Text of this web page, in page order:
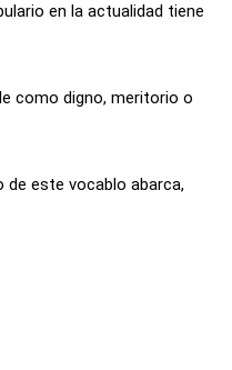
en la actualidad tiene
como digno, meritorio o
de este vocablo abarca,